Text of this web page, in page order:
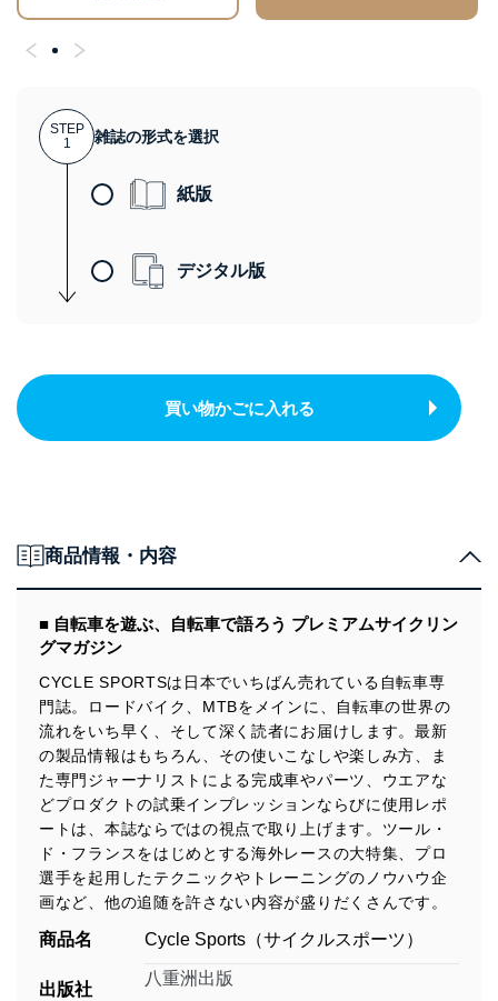
STEP
1
雑誌の形式を選択
紙版
デジタル版
買い物かごに入れる
商品情報・内容
■ 自転車を遊ぶ、自転車で語ろう プレミアムサイクリン
グマガジン
CYCLE SPORTSは日本でいちばん売れている自転車専
門誌。ロードバイク、MTBをメインに、自転車の世界の
流れをいち早く、そして深く読者にお届けします。最新
の製品情報はもちろん、その使いこなしや楽しみ方、ま
た専門ジャーナリストによる完成車やパーツ、ウエアな
どプロダクトの試乗インプレッションならびに使用レポ
ートは、本誌ならではの視点で取り上げます。ツール・
ド・フランスをはじめとする海外レースの大特集、プロ
選手を起用したテクニックやトレーニングのノウハウ企
画など、他の追随を許さない内容が盛りだくさんです。
商品名 Cycle Sports（サイクルスポーツ）
出版社
八重洲出版